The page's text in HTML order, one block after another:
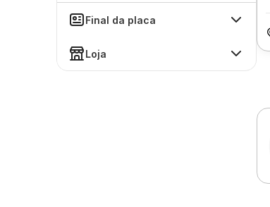
Final da placa
Loja